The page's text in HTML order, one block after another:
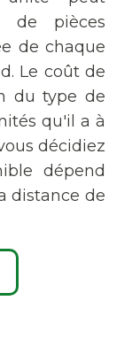
de pièces
de chaque
Le coût de
du type de
qu'il a à
décidiez
dépend
distance de